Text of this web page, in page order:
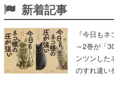
新着記事
『今日も
～2巻が「
ンツンした
のすれ違い